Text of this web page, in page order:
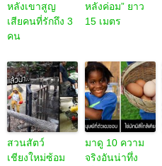
หลังเขาสูญ
เสียคนที่รักถึง 3
คน
หลังค่อม” ยาว
15 เมตร
สวนสัตว์
เชียงใหม่ซ้อม
มาดู 10 ความ
จริงอันน่าทึ่ง